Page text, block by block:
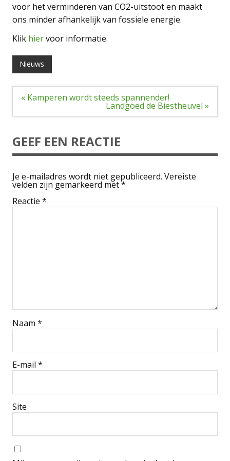
voor het verminderen van CO2-uitstoot en maakt
ons minder afhankelijk van fossiele energie.
Klik hiervoor informatie.
Nieuws
Bericht
navigatie
« Kamperen wordt steeds spannender!
Landgoed de Biestheuvel »
GEEF EEN REACTIE
Je e-mailadres wordt niet gepubliceerd. Vereiste
velden zijn gemarkeerd met*
Reactie *
Naam *
E-mail *
Site